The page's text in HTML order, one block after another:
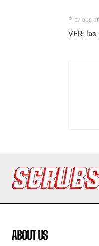
Previous
VER:
ABOUT US